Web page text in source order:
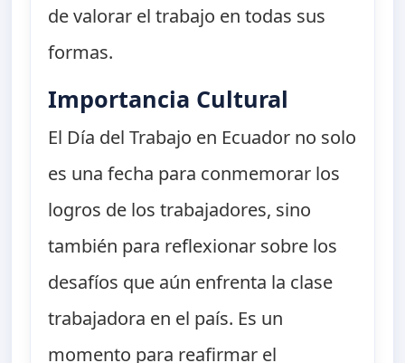
de valorar el trabajo en todas sus
formas.
Importancia Cultural
El Día del Trabajo en Ecuador no solo
es una fecha para conmemorar los
logros de los trabajadores, sino
también para reflexionar sobre los
desafíos que aún enfrenta la clase
trabajadora en el país. Es un
momento para reafirmar el